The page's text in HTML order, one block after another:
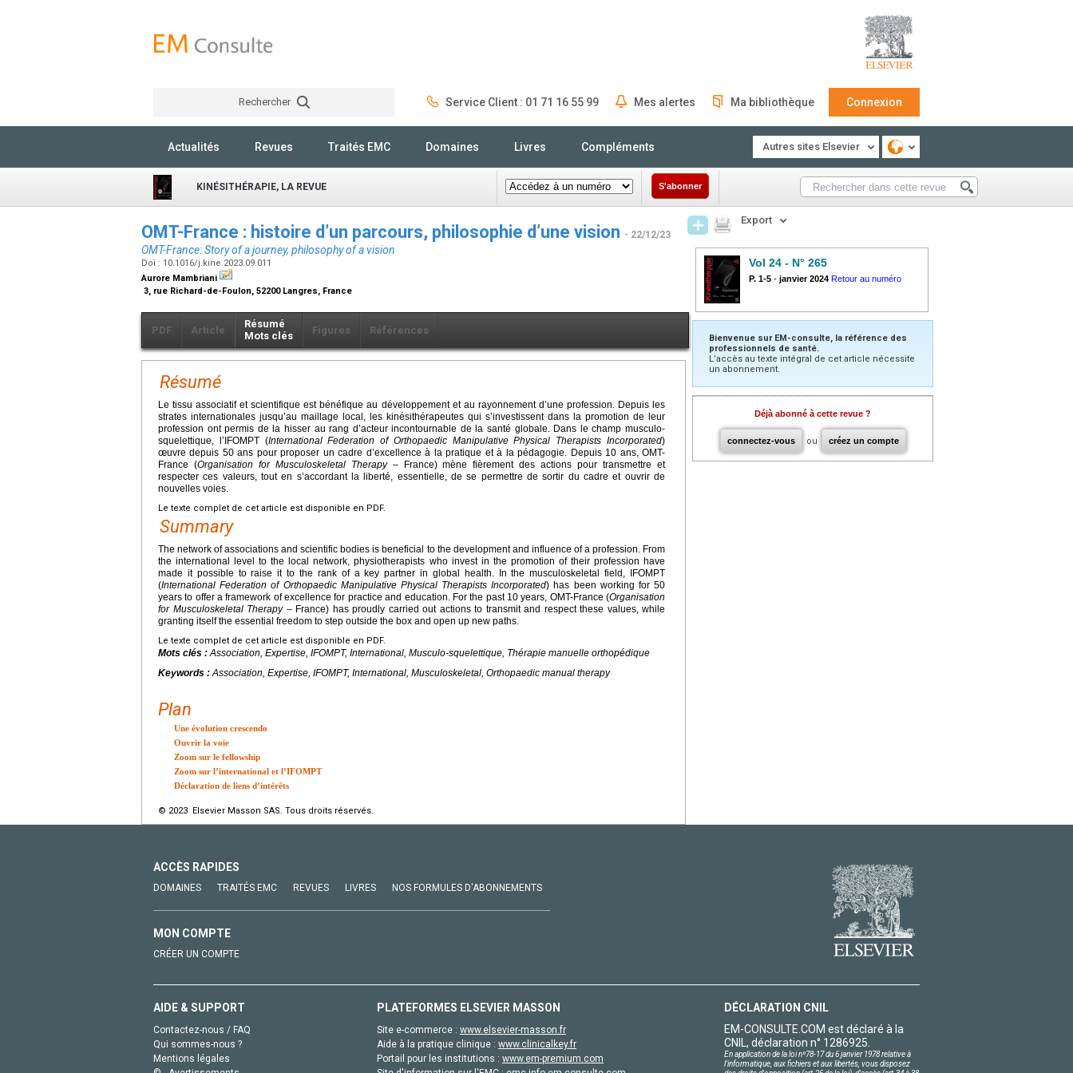
Rechercher Service Client : 01 71 16 55 99 Mes alertes Ma bibliothèque Connexion
Actualités Revues Traités EMC Domaines Livres Compléments Autres sites Elsevier
KINÉSITHÉRAPIE, LA REVUE S'abonner
OMT-France : histoire d’un parcours, philosophie d’une vision - 22/12/23
OMT-France: Story of a journey, philosophy of a vision
Doi : 10.1016/j.kine.2023.09.011
Aurore Mambriani
3, rue Richard-de-Foulon, 52200 Langres, France
PDF Article
Résumé
Mots clés
Figures Références
Résumé
Le tissu associatif et scientifique est bénéfique au développement et au rayonnement d’une profession. Depuis les
strates internationales jusqu’au maillage local, les kinésithérapeutes qui s’investissent dans la promotion de leur
profession ont permis de la hisser au rang d’acteur incontournable de la santé globale. Dans le champ musculo-
squelettique, l’IFOMPT (International Federation of Orthopaedic Manipulative Physical Therapists Incorporated)
œuvre depuis 50 ans pour proposer un cadre d’excellence à la pratique et à la pédagogie. Depuis 10 ans, OMT-
France (Organisation for Musculoskeletal Therapy– France) mène fièrement des actions pour transmettre et
respecter ces valeurs, tout en s’accordant la liberté, essentielle, de se permettre de sortir du cadre et ouvrir de
nouvelles voies.
Le texte complet de cet article est disponible en PDF.
Summary
The network of associations and scientific bodies is beneficial to the development and influence of a profession. From
the international level to the local network, physiotherapists who invest in the promotion of their profession have
made it possible to raise it to the rank of a key partner in global health. In the musculoskeletal field, IFOMPT
(International Federation of Orthopaedic Manipulative Physical Therapists Incorporated) has been working for 50
years to offer a framework of excellence for practice and education. For the past 10 years, OMT-France (Organisation
for Musculoskeletal Therapy– France) has proudly carried out actions to transmit and respect these values, while
granting itself the essential freedom to step outside the box and open up new paths.
Le texte complet de cet article est disponible en PDF.
Mots clés : Association, Expertise, IFOMPT, International, Musculo-squelettique, Thérapie manuelle orthopédique
Keywords : Association, Expertise, IFOMPT, International, Musculoskeletal, Orthopaedic manual therapy
Plan
Une évolution crescendo
Ouvrir la voie
Zoom sur le fellowship
Zoom sur l’international et l’IFOMPT
Déclaration de liens d’intérêts
© 2023 Elsevier Masson SAS. Tous droits réservés.
Export
Vol 24 - N° 265
P. 1-5 - janvier 2024 Retour au numéro
Bienvenue sur EM-consulte, la référence des
professionnels de santé.
L’accès au texte intégral de cet article nécessite
un abonnement.
Déjà abonné à cette revue ?
connectez-vous ou créez un compte
ACCÈS RAPIDES
DOMAINES TRAITÉS EMC REVUES LIVRES NOS FORMULES D'ABONNEMENTS
MON COMPTE
CRÉER UN COMPTE
AIDE & SUPPORT
Contactez-nous / FAQ
Qui sommes-nous ?
Mentions légales
PLATEFORMES ELSEVIER MASSON
Site e-commerce : www.elsevier-masson.fr
Aide à la pratique clinique : www.clinicalkey.fr
Portail pour les institutions : www.em-premium.com
DÉCLARATION CNIL
EM-CONSULTE.COM est déclaré à la
CNIL, déclaration n° 1286925.
En application de la loi nº78-17 du 6 janvier 1978 relative à
l'informatique, aux fichiers et aux libertés, vous disposez